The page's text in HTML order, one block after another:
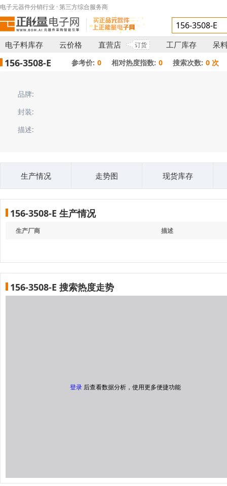
电子元器件分销行业 · 第三方综合服务商
电子料库存 云价格 直营店 订货 工厂库存 呆
156-3508-E 参考价: 0 相对热度指数: 0 搜索次数: 0 次
品牌:
封装:
描述:
生产情况 走势图 现货库存
156-3508-E 生产情况
生产厂商 描述
156-3508-E 搜索热度走势
登录 后查看数据分析，使用更多便捷功能